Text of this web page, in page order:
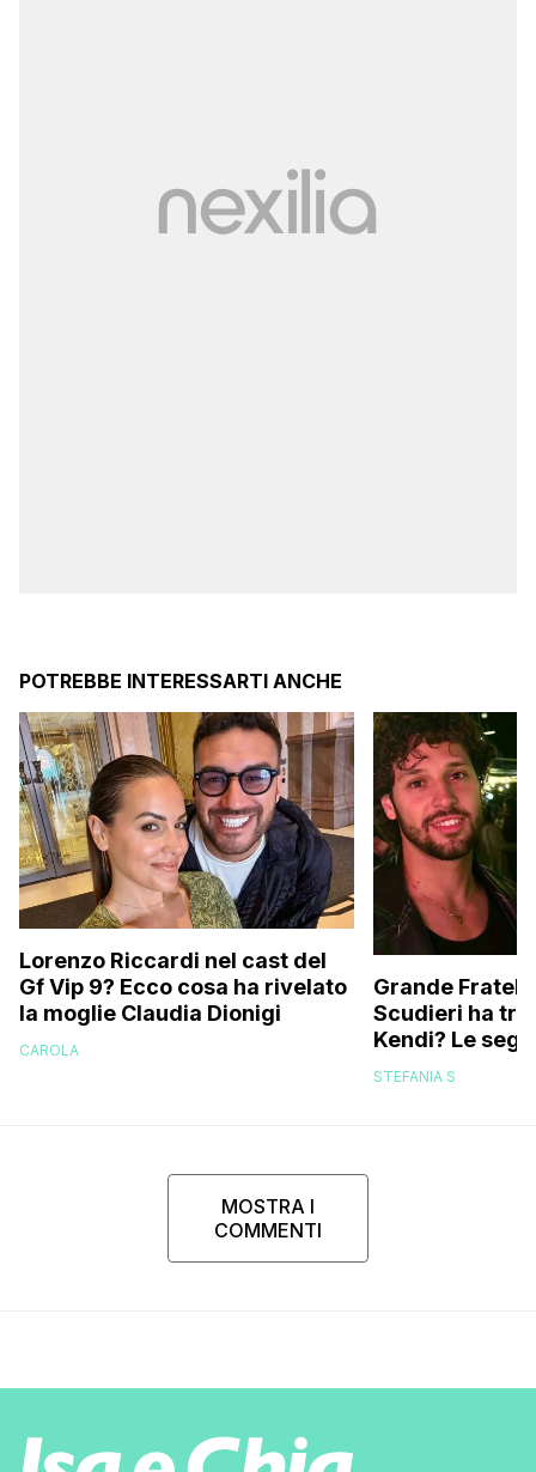
POTREBBE INTERESSARTI ANCHE
Lorenzo Riccardi nel cast del
Gf Vip 9? Ecco cosa ha rivelato
la moglie Claudia Dionigi
CAROLA
Grande
Scudieri ha
Kendi? Le
replica dell’ex
STEFANIA S
MOSTRA I
COMMENTI